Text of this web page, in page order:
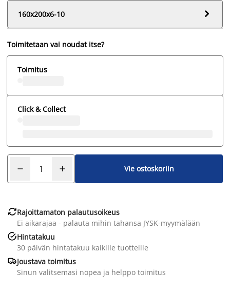
160x200x6-10

Toimitetaan vai noudat itse?
Toimitus
Click & Collect
Vie ostoskoriin
Rajoittamaton palautusoikeus
Ei aikarajaa - palauta mihin tahansa JYSK-myymälään
Hintatakuu
30 päivän hintatakuu kaikille tuotteille
Joustava toimitus
Sinun valitsemasi nopea ja helppo toimitus